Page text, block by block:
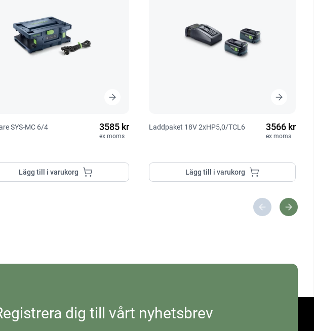
SYS-MC 6/4 3585 kr
ex moms
Lägg till i varukorg
Laddpaket 18V 2xHP5,0/TCL6 3566 kr
ex moms
Lägg till i varukorg
dig till vårt nyhetsbrev